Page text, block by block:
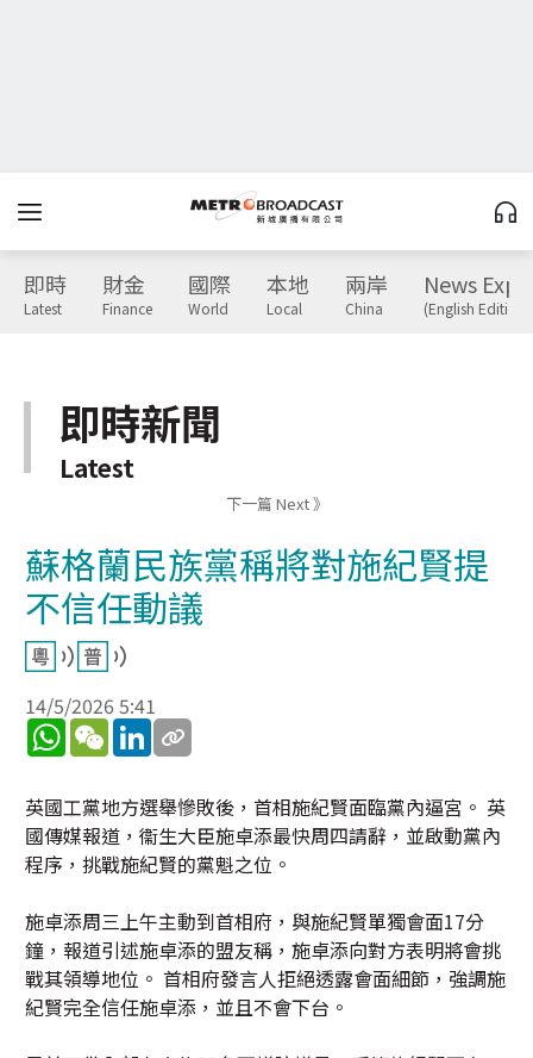
即時
Latest
財金
Finance
國際
World
本地
Local
兩岸
China
News
(English Edition)
即時新聞
Latest
下一篇 Next 》
蘇格蘭民族黨稱將對施紀賢提
不信任動議
14/5/2026 5:41
WhatsApp
WeChatLinkedIn
英國工黨地方選舉慘敗後，首相施紀賢面臨黨內逼宮。 英
國傳媒報道，衞生大臣施卓添最快周四請辭，並啟動黨內
程序，挑戰施紀賢的黨魁之位。
施卓添周三上午主動到首相府，與施紀賢單獨會面17分
鐘，報道引述施卓添的盟友稱，施卓添向對方表明將會挑
戰其領導地位。 首相府發言人拒絕透露會面細節，強調施
紀賢完全信任施卓添，並且不會下台。